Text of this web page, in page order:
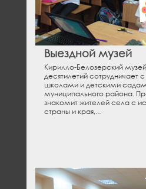
Выездной музей
Кирилло-Белозерский
десятилетий сотрудничает
школами и детскими
муниципального района.
знакомит жителей села с
страны и края,...